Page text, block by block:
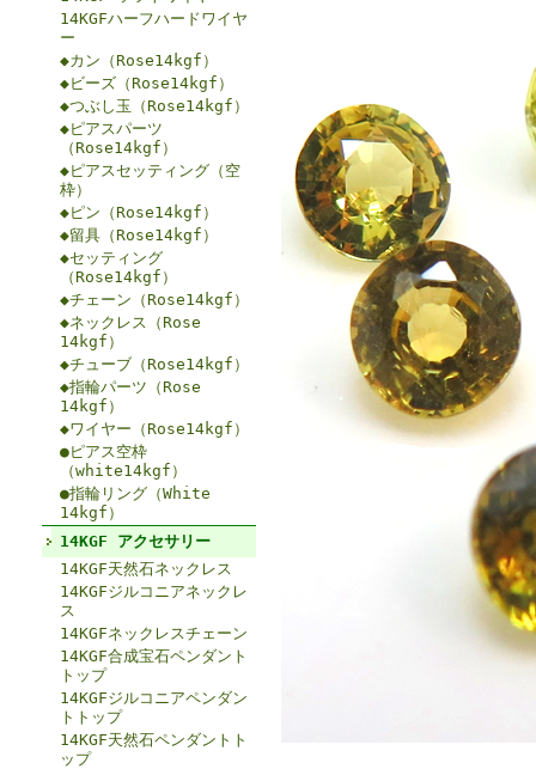
14KGFハーフハードワイヤ
ー
◆カン（Rose14kgf）
◆ビーズ（Rose14kgf）
◆つぶし玉（Rose14kgf）
◆ピアスパーツ
（Rose14kgf）
◆ピアスセッティング（空
枠）
◆ピン（Rose14kgf）
◆留具（Rose14kgf）
◆セッティング
（Rose14kgf）
◆チェーン（Rose14kgf）
◆ネックレス（Rose
14kgf）
◆チューブ（Rose14kgf）
◆指輪パーツ（Rose
14kgf）
◆ワイヤー（Rose14kgf）
●ピアス空枠
（white14kgf）
●指輪リング（White
14kgf）
14KGF アクセサリー
14KGF天然石ネックレス
14KGFジルコニアネックレ
ス
14KGFネックレスチェーン
14KGF合成宝石ペンダント
トップ
14KGFジルコニアペンダン
トトップ
14KGF天然石ペンダントト
ップ